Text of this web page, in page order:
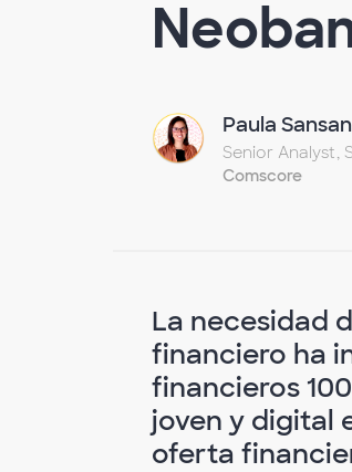
Paula
Senior Analyst,
Comscore
La necesidad
financiero ha
financieros
joven y digital
oferta